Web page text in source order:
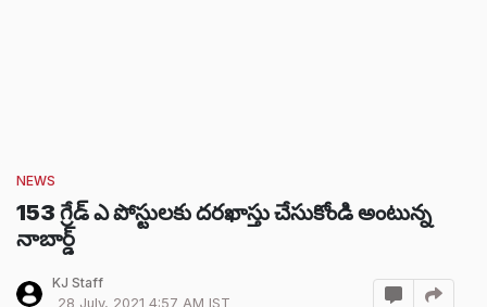
NEWS
153 గ్రేడ్ ఎ పోస్టులకు దరఖాస్తు చేసుకోండి అంటున్న
నాబార్డ్
KJ Staff
28 July, 2021 4:57 AM IST